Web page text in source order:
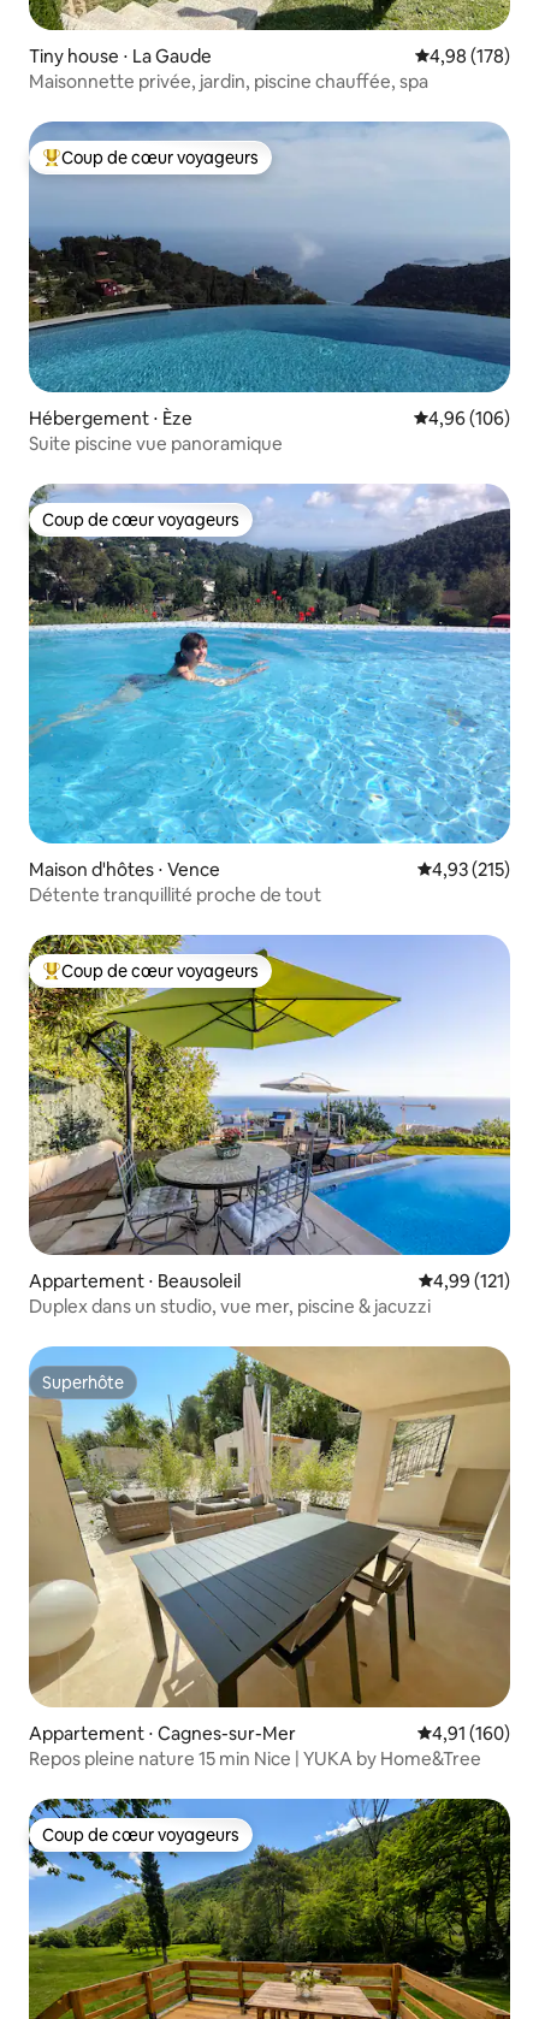
Tiny house ⋅ La Gaude Évaluation
4,98 (178)
Maisonnette privée, jardin, piscine chauffée, spa
Coups de cœur voyageurs les plus appréciés
Coup de cœur voyageurs
Hébergement ⋅ Èze Évaluation
4,96 (106)
Suite piscine vue panoramique
Coup de cœur voyageurs
Coup de cœur voyageurs
Maison d'hôtes ⋅ Vence Évaluation
4,93 (215)
Détente tranquillité proche de tout
Coups de cœur voyageurs les plus appréciés
Coup de cœur voyageurs
Appartement ⋅ Beausoleil Évaluation
4,99 (121)
Duplex dans un studio, vue mer, piscine & jacuzzi
Superhôte
Superhôte
Appartement ⋅ Cagnes-sur-Mer Évaluation
4,91 (160)
Repos pleine nature 15 min Nice | YUKA by Home&Tree
Coup de cœur voyageurs
Coup de cœur voyageurs